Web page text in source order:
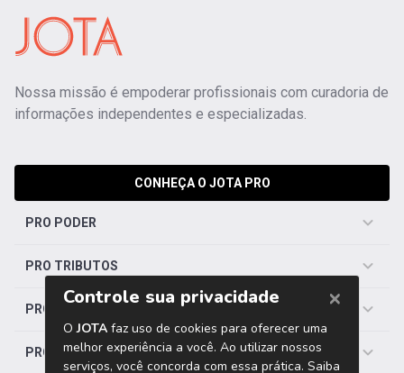
Nossa missão é empoderar profissionais com curadoria de
informações independentes e especializadas.
CONHEÇA O JOTA PRO
PRO PODER
PRO TRIBUTOS
PRO TRABALHISTA
PRO SAÚDE